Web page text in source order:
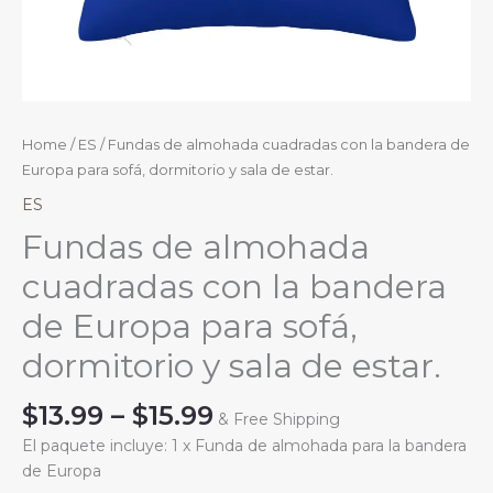
Home / ES / Fundas de almohada cuadradas con la bandera de
Europa para sofá, dormitorio y sala de estar.
ES
Fundas de almohada
cuadradas con la bandera
de Europa para sofá,
dormitorio y sala de estar.
$13.99 – $15.99 Price
range:
& Free Shipping
El paquete incluye: 1 x Funda de almohada para la bandera
de Europa